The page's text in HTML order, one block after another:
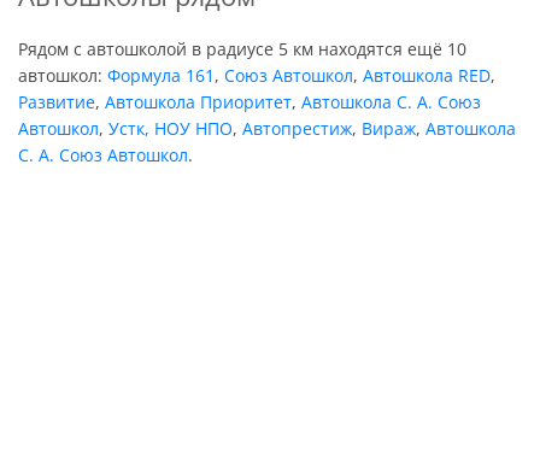
Рядом с автошколой в радиусе 5 км находятся ещё 10
автошкол: Формула 161 , Союз Автошкол, Автошкола RED,
Развитие, Автошкола Приоритет, Автошкола С. А. Союз
Автошкол, Устк, НОУ НПО, Автопрестиж, Вираж, Автошкола
С. А. Союз Автошкол.